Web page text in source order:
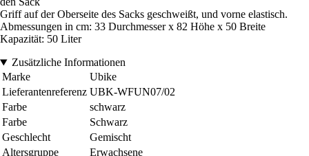
Griff auf der Oberseite des Sacks geschweißt, und vorne elastisch.
Abmessungen in cm: 33 Durchmesser x 82 Höhe x 50 Breite
Kapazität: 50 Liter
Zusätzliche Informationen
Marke
Ubike
Lieferantenreferenz UBK-WFUN07/02
Farbe
schwarz
Farbe
Schwarz
Geschlecht
Gemischt
Altersgruppe
Erwachsene